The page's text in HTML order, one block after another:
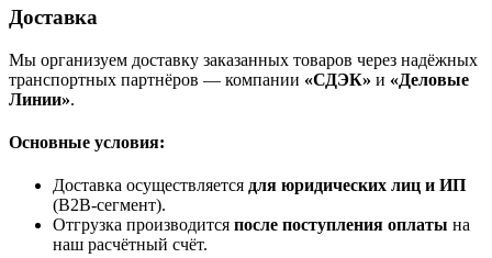
Доставка
Мы организуем доставку заказанных товаров через надёжных
транспортных партнёров — компании «СДЭК» и «Деловые
Линии».
Основные условия:
Доставка осуществляется для юридических лиц и ИП
(B2B‑сегмент).
Отгрузка производится после поступления оплаты на
наш расчётный счёт.